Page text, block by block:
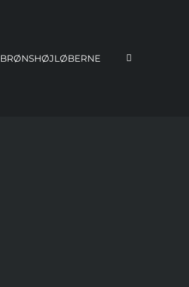
BRØNSHØJLØBERNE